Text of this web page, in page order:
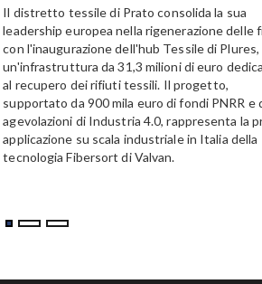
Artificiale al
del riciclo: a Catania
polo tecnologico per il
della carta
24 Luglio 2026
L'Hub
primo
in Italia
23 Luglio
Il distretto tessile di Prato consolida la sua
leadership europea nella rigenerazione delle
con l'inaugurazione dell'hub Tessile di Plures,
un'infrastruttura da 31,3 milioni di euro
al recupero dei rifiuti tessili. Il progetto,
supportato da 900 mila euro di fondi PNRR e
agevolazioni di Industria 4.0, rappresenta la
applicazione su scala industriale in Italia della
tecnologia Fibersort di Valvan.